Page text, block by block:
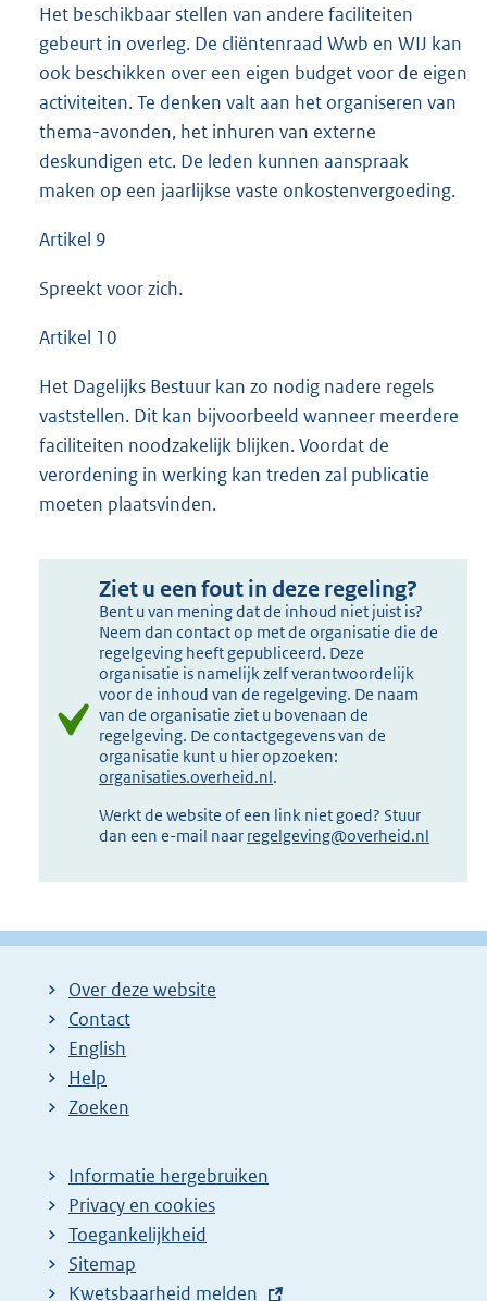
Het beschikbaar stellen van andere faciliteiten
gebeurt in overleg. De cliëntenraad Wwb en WIJ kan
ook beschikken over een eigen budget voor de eigen
activiteiten. Te denken valt aan het organiseren van
thema-avonden, het inhuren van externe
deskundigen etc. De leden kunnen aanspraak
maken op een jaarlijkse vaste onkostenvergoeding.
Artikel 9
Spreekt voor zich.
Artikel 10
Het Dagelijks Bestuur kan zo nodig nadere regels
vaststellen. Dit kan bijvoorbeeld wanneer meerdere
faciliteiten noodzakelijk blijken. Voordat de
verordening in werking kan treden zal publicatie
moeten plaatsvinden.
Ziet u een fout in deze regeling?
Bent u van mening dat de inhoud niet juist is?
Neem dan contact op met de organisatie die de
regelgeving heeft gepubliceerd. Deze
organisatie is namelijk zelf verantwoordelijk
voor de inhoud van de regelgeving. De naam
van de organisatie ziet u bovenaan de
regelgeving. De contactgegevens van de
organisatie kunt u hier opzoeken:
organisaties.overheid.nl.
Werkt de website of een link niet goed? Stuur
dan een e-mail naar regelgeving@overheid.nl
Over deze website
Contact
English
Help
Zoeken
Informatie hergebruiken
Privacy en cookies
Toegankelijkheid
Sitemap
E
Kwetsbaarheid melden